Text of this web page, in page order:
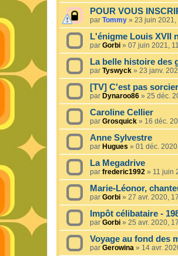
POUR VOUS
par Tommy » 23 juin 2021,
L'énigme Louis XVII
par Gorbi » 07 juin 2021,
La belle histoire des
par Tyswyck » 23 janv.
[TV] C'est pas
par Dynaroo86 » 25 déc.
Caroline Cellier
par Grosquick » 16 déc.
Anne Sylvestre
par Hugues » 01 déc.
La Megadrive
par frederic1992 » 11 juin
Marie-Léonor,
par Gorbi » 27 avr. 2020,
Impôt célibataire -
par Gorbi » 25 avr. 2020,
Voyage au fond des
par Gerowina » 14 avr.